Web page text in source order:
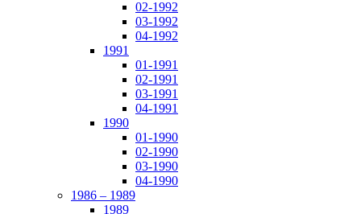
02-1992
03-1992
04-1992
1991
01-1991
02-1991
03-1991
04-1991
1990
01-1990
02-1990
03-1990
04-1990
1986 – 1989
1989